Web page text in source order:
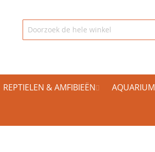
REPTIELEN & AMFIBIEËN AQUARIUM